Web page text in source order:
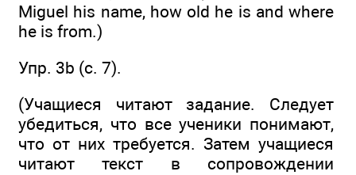
Miguel his name, how old he is and where
he is from.)
Упр. 3b (c. 7).
(Учащиеся читают задание. Следует
убедиться, что все ученики понимают,
что от них требуется. Затем учащиеся
читают текст в сопровождении